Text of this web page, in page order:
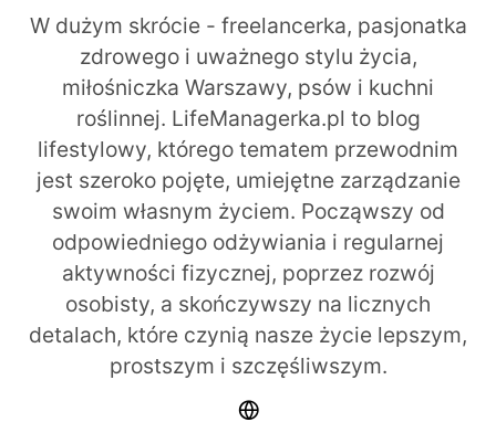
W dużym skrócie - freelancerka, pasjonatka
zdrowego i uważnego stylu życia,
miłośniczka Warszawy, psów i kuchni
roślinnej. LifeManagerka.pl to blog
lifestylowy, którego tematem przewodnim
jest szeroko pojęte, umiejętne zarządzanie
swoim własnym życiem. Począwszy od
odpowiedniego odżywiania i regularnej
aktywności fizycznej, poprzez rozwój
osobisty, a skończywszy na licznych
detalach, które czynią nasze życie lepszym,
prostszym i szczęśliwszym.